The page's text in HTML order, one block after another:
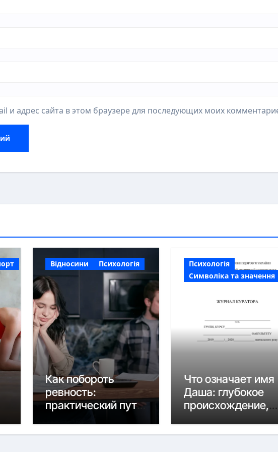
и адрес сайта в этом браузере для последующих моих
Відносини Психологія
Как побороть
ревность:
практический путь
Психологія
Символіка та значення
Что означает имя
Даша: глубокое
происхождение,
современные